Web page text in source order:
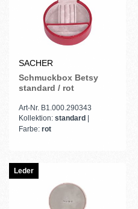
SACHER
Schmuckbox Betsy
standard / rot
Art-Nr. B1.000.290343
Kollektion: standard
Farbe: rot
Leder